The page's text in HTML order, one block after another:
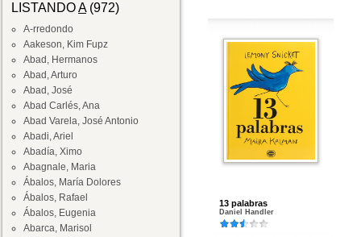
LISTANDOA(972)
A-rredondo
Aakeson, Kim Fupz
Abad, Hermanos
Abad, Arturo
Abad, José
Abad Carlés, Ana
Abad Varela, José Antonio
Abadi, Ariel
Abadía, Ximo
Abagnale, Maria
Ábalos, María Dolores
Ábalos, Rafael
Ábalos, Eugenia
Abarca, Marisol
13 palabras
Daniel Handler